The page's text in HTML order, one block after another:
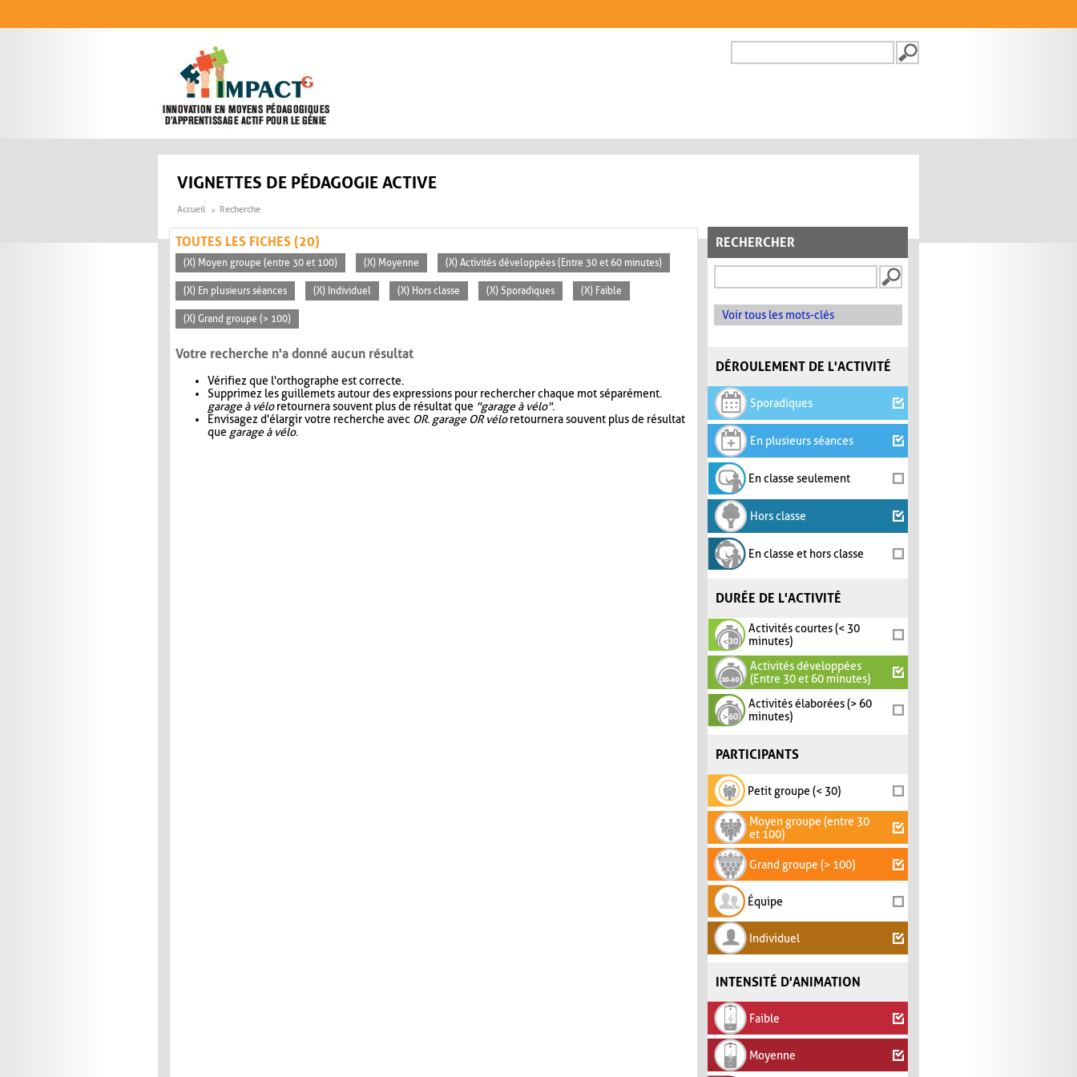
FORMULAIRE DE
VIGNETTES DE PÉDAGOGIE ACTIVE
Accueil Recherche
RECHERCHER
Voir tous les mots-clés
DÉROULEMENT DE L'ACTIVITÉ
Sporadiques
En plusieurs séances
En classe seulement
Hors classe
En classe et hors classe
DURÉE DE L'ACTIVITÉ
Activités courtes (< 30
minutes)
Activités développées
(Entre 30 et 60 minutes)
Activités élaborées (> 60
minutes)
PARTICIPANTS
Petit groupe (< 30)
Moyen groupe (entre 30
et 100)
Grand groupe (> 100)
Équipe
Individuel
INTENSITÉ D'ANIMATION
Faible
Moyenne
TOUTES LES FICHES (20)
(X) Moyen groupe (entre 30 et 100) (X) Moyenne (X) Activités développées (Entre 30 et 60 minutes)
(X) En plusieurs séances (X) Individuel (X) Hors classe (X) Sporadiques (X) Faible
(X) Grand groupe (> 100)
Votre recherche n'a donné aucun résultat
Vérifiez que l'orthographe est correcte.
Supprimez les guillemets autour des expressions pour rechercher chaque mot séparément.
garage à véloretournera souvent plus de résultat que "garage à vélo".
Envisagez d'élargir votre recherche avec OR. garage OR véloretournera souvent plus de résultat
que garage à vélo.